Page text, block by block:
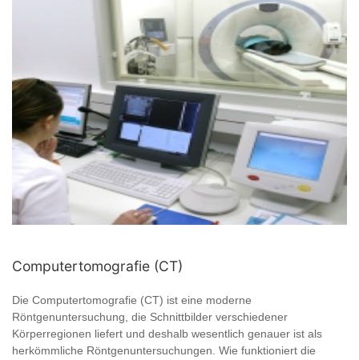
Computertomografie (CT)
Die Computertomografie (CT) ist eine moderne
Röntgenuntersuchung, die Schnittbilder verschiedener
Körperregionen liefert und deshalb wesentlich genauer ist als
herkömmliche Röntgenuntersuchungen. Wie funktioniert die